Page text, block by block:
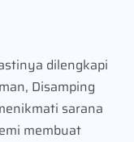
dilengkapi
Disamping
sarana
membuat